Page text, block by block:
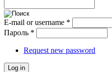
E-mail or username *
Пароль *
Request new password
Log in